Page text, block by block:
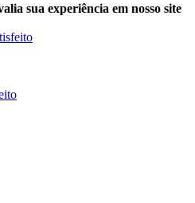
sua experiência em nosso site